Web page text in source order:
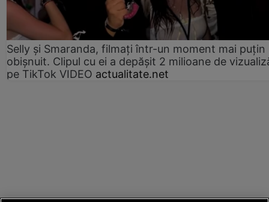
Selly și Smaranda, filmați într-un moment mai puțin
obișnuit. Clipul cu ei a depășit 2 milioane de
pe TikTok VIDEO actualitate.net